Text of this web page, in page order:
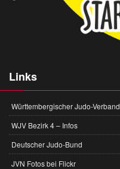
Links
Württembergischer Judo-Verband
WJV Bezirk 4 – Infos
Deutscher Judo-Bund
JVN Fotos bei Flickr